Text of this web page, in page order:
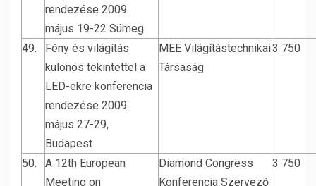
rendezése 2009
május 19-22 Sümeg
49.
Fény és világítás
különös tekintettel a
LED-ekre konferencia
rendezése 2009.
május 27-29,
Budapest
MEE Világítástechnikai
Társaság
3 750
50.
A 12th European
Meeting on
Diamond Congress
Konferencia Szervező
3 750